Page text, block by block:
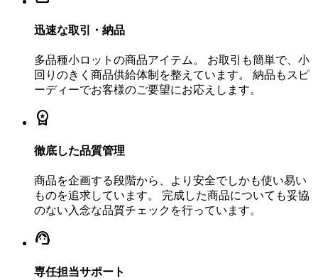
迅速な取引・納品
多品種小ロットの商品アイテム。 お取引も簡単で、小
回りのきく商品供給体制を整えています。 納品もスピ
ーディーでお客様のご要望にお応えします。
workspace_premium
徹底した品質管理
商品を企画する段階から、より安全でしかも使い易い
ものを追求しています。 完成した商品についても妥協
のない入念な品質チェックを行っています。
support_agent
専任担当サポート